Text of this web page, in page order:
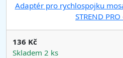
Adaptér pro rychlospojku
STREND
136 Kč
Skladem 2 ks